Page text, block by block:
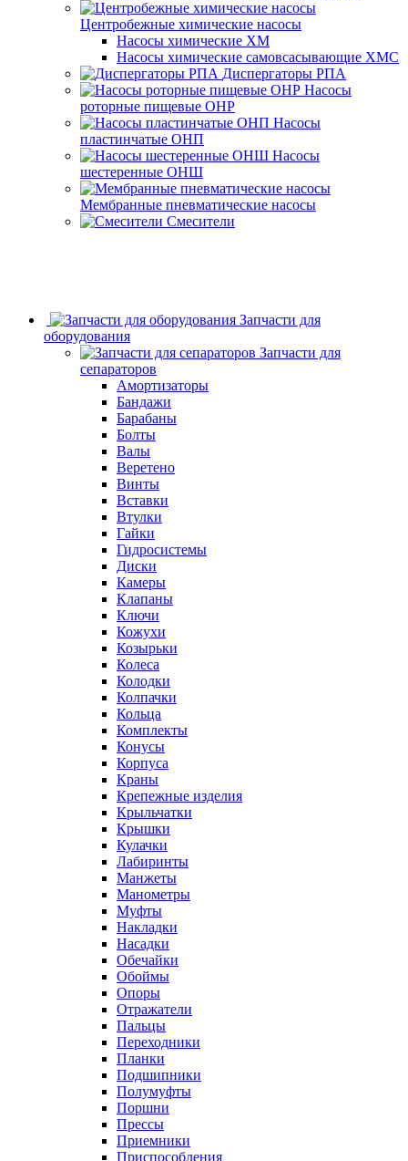
Центробежные химические насосы
Насосы химические ХМ
Насосы химические самовсасывающие ХМС
Диспергаторы РПА
Насосы
роторные пищевые ОНР
Насосы
пластинчатые ОНП
Насосы
шестеренные ОНШ
Мембранные пневматические насосы
Смесители
Запчасти для
оборудования
Запчасти для
сепараторов
Амортизаторы
Бандажи
Барабаны
Болты
Валы
Веретено
Винты
Вставки
Втулки
Гайки
Гидросистемы
Диски
Камеры
Клапаны
Ключи
Кожухи
Козырьки
Колеса
Колодки
Колпачки
Кольца
Комплекты
Конусы
Корпуса
Краны
Крепежные изделия
Крыльчатки
Крышки
Кулачки
Лабиринты
Манжеты
Манометры
Муфты
Накладки
Насадки
Обечайки
Обоймы
Опоры
Отражатели
Пальцы
Переходники
Планки
Подшипники
Полумуфты
Поршни
Прессы
Приемники
Приспособления